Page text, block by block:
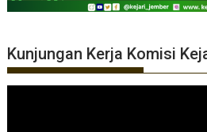
Kunjungan Kerja Komisi